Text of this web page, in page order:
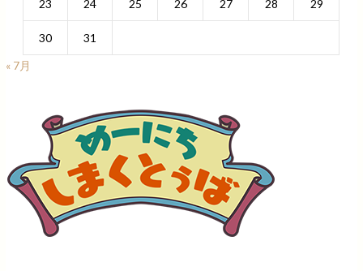
23 24 25 26 27 28 29
30
31
« 7月